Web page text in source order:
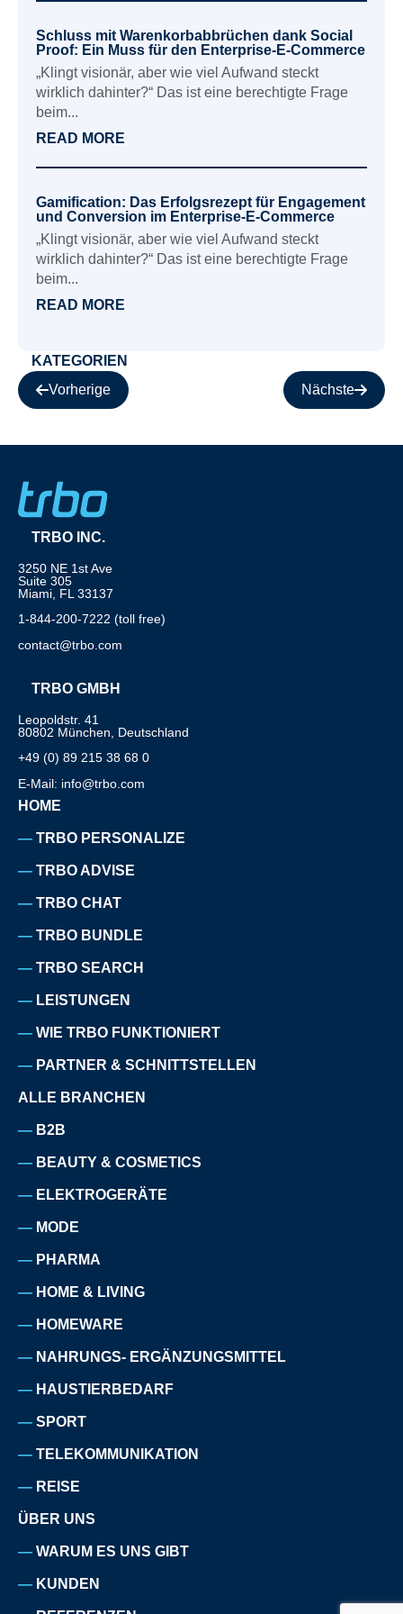
Schluss mit Warenkorbabbrüchen dank Social
Proof: Ein Muss für den Enterprise-E-Commerce
„Klingt visionär, aber wie viel Aufwand steckt
wirklich dahinter?“ Das ist eine berechtigte Frage
beim...
READ MORE
Gamification: Das Erfolgsrezept für Engagement
und Conversion im Enterprise-E-Commerce
„Klingt visionär, aber wie viel Aufwand steckt
wirklich dahinter?“ Das ist eine berechtigte Frage
beim...
READ MORE
KATEGORIEN
Vorherige
Nächste
TRBO INC.
3250 NE 1st Ave
Suite 305
Miami, FL 33137
1-844-200-7222 (toll free)
contact@trbo.com
TRBO GMBH
Leopoldstr. 41
80802 München, Deutschland
+49 (0) 89 215 38 68 0
E-Mail: info@trbo.com
HOME
TRBO PERSONALIZE
TRBO ADVISE
TRBO CHAT
TRBO BUNDLE
TRBO SEARCH
LEISTUNGEN
WIE TRBO FUNKTIONIERT
PARTNER & SCHNITTSTELLEN
ALLE BRANCHEN
B2B
BEAUTY & COSMETICS
ELEKTROGERÄTE
MODE
PHARMA
HOME & LIVING
HOMEWARE
NAHRUNGS- ERGÄNZUNGSMITTEL
HAUSTIERBEDARF
SPORT
TELEKOMMUNIKATION
REISE
ÜBER UNS
WARUM ES UNS GIBT
KUNDEN